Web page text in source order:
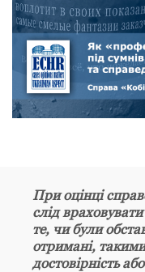
При оцінці
слід
те, чи були
отримані,
достовірність